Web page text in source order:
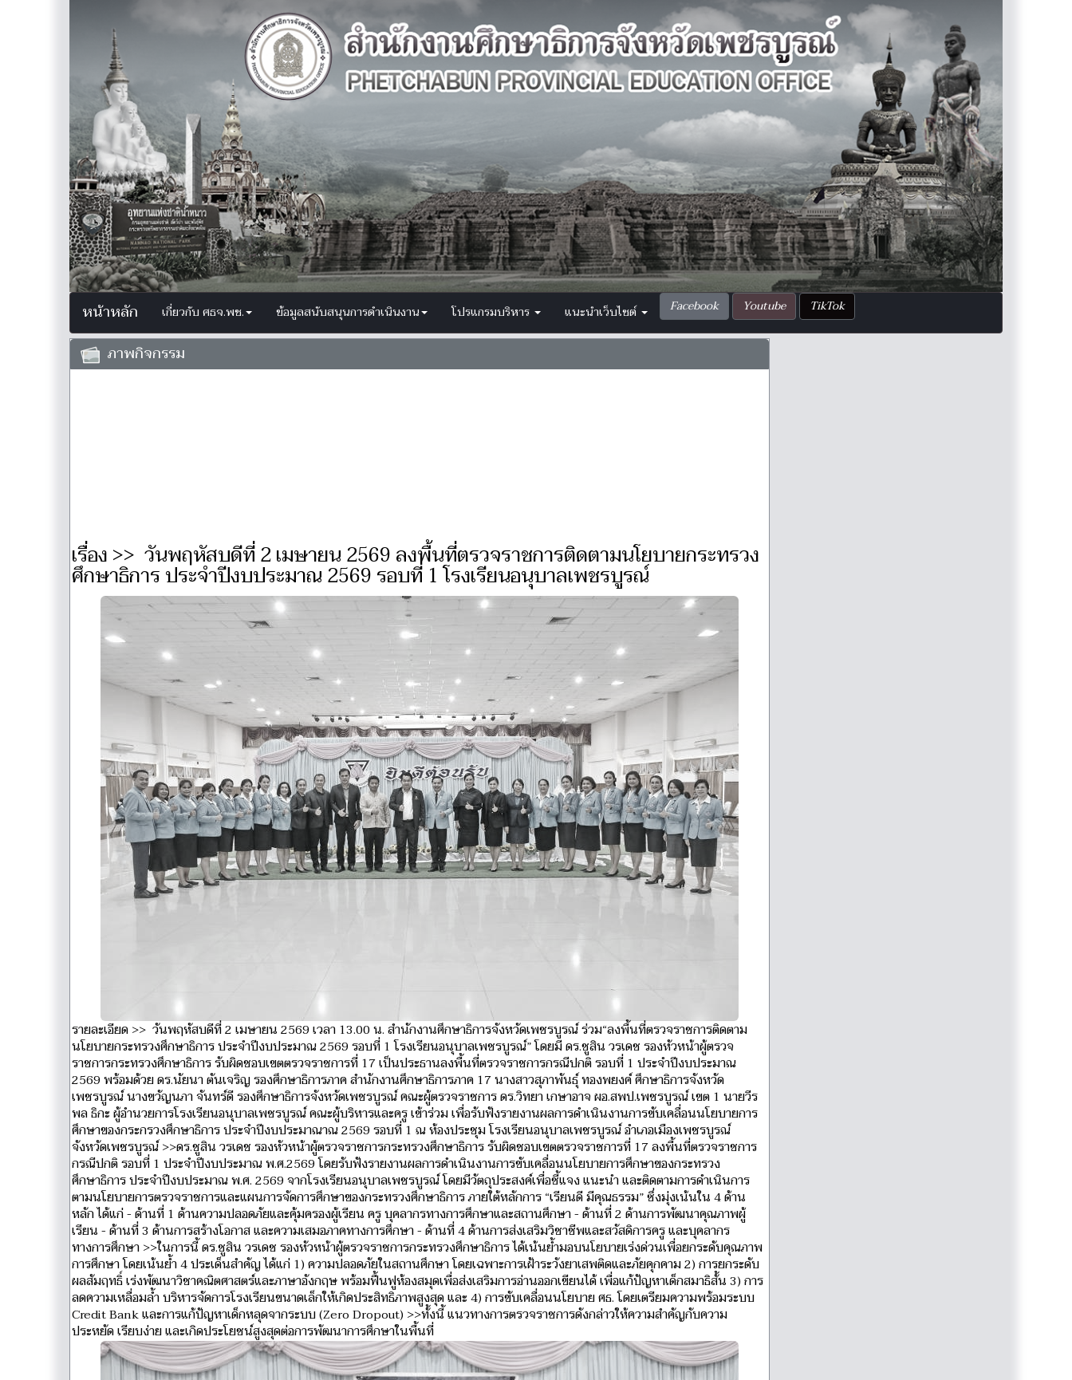
หน้าหลัก เกี่ยวกับ ศธจ.พช. ข้อมูลสนับสนุนการดำเนินงาน โปรแกรมบริหาร แนะนำเว็บไซต์ Facebook Youtube TikTok
ภาพกิจกรรม
เรื่อง >> วันพฤหัสบดีที่ 2 เมษายน 2569 ลงพื้นที่ตรวจราชการติดตามนโยบายกระทรวง
ศึกษาธิการ ประจำปีงบประมาณ 2569 รอบที่ 1 โรงเรียนอนุบาลเพชรบูรณ์
รายละเอียด >> วันพฤหัสบดีที่ 2 เมษายน 2569 เวลา 13.00 น. สำนักงานศึกษาธิการจังหวัดเพชรบูรณ์ ร่วม“ลงพื้นที่ตรวจราชการติดตาม
นโยบายกระทรวงศึกษาธิการ ประจำปีงบประมาณ 2569 รอบที่ 1 โรงเรียนอนุบาลเพชรบูรณ์” โดยมี ดร.ชูสิน วรเดช รองหัวหน้าผู้ตรวจ
ราชการกระทรวงศึกษาธิการ รับผิดชอบเขตตรวจราชการที่ 17 เป็นประธานลงพื้นที่ตรวจราชการกรณีปกติ รอบที่ 1 ประจำปีงบประมาณ
2569 พร้อมด้วย ดร.นัยนา ตันเจริญ รองศึกษาธิการภาค สำนักงานศึกษาธิการภาค 17 นางสาวสุภาพันธุ์ ทองพยงค์ ศึกษาธิการจังหวัด
เพชรบูรณ์ นางขวัญนภา จันทร์ดี รองศึกษาธิการจังหวัดเพชรบูรณ์ คณะผู้ตรวจราชการ ดร.วิทยา เกษาอาจ ผอ.สพป.เพชรบูรณ์ เขต 1 นายวีร
พล ธิกะ ผู้อำนวยการโรงเรียนอนุบาลเพชรบูรณ์ คณะผู้บริหารและครู เข้าร่วม เพื่อรับฟังรายงานผลการดำเนินงานการขับเคลื่อนนโยบายการ
ศึกษาของกระกรวงศึกษาธิการ ประจำปีงบประมาณาณ 2569 รอบที่ 1 ณ ห้องประชุม โรงเรียนอนุบาลเพชรบูรณ์ อำเภอเมืองเพชรบูรณ์
จังหวัดเพชรบูรณ์ >>ดร.ชูสิน วรเดช รองหัวหน้าผู้ตรวจราชการกระทรวงศึกษาธิการ รับผิดชอบเขตตรวจราชการที่ 17 ลงพื้นที่ตรวจราชการ
กรณีปกติ รอบที่ 1 ประจำปีงบประมาณ พ.ศ.2569 โดยรับฟังรายงานผลการดำเนินงานการขับเคลื่อนนโยบายการศึกษาของกระทรวง
ศึกษาธิการ ประจำปีงบประมาณ พ.ศ. 2569 จากโรงเรียนอนุบาลเพชรบูรณ์ โดยมีวัตถุประสงค์เพื่อชี้แจง แนะนำ และติดตามการดำเนินการ
ตามนโยบายการตรวจราชการและแผนการจัดการศึกษาของกระทรวงศึกษาธิการ ภายใต้หลักการ “เรียนดี มีคุณธรรม” ซึ่งมุ่งเน้นใน 4 ด้าน
หลัก ได้แก่ - ด้านที่ 1 ด้านความปลอดภัยและคุ้มครองผู้เรียน ครู บุคลากรทางการศึกษาและสถานศึกษา - ด้านที่ 2 ด้านการพัฒนาคุณภาพผู้
เรียน - ด้านที่ 3 ด้านการสร้างโอกาส และความเสมอภาคทางการศึกษา - ด้านที่ 4 ด้านการส่งเสริมวิชาชีพและสวัสดิการครู และบุคลากร
ทางการศึกษา >>ในการนี้ ดร.ชูสิน วรเดช รองหัวหน้าผู้ตรวจราชการกระทรวงศึกษาธิการ ได้เน้นย้ำมอบนโยบายเร่งด่วนเพื่อยกระดับคุณภาพ
การศึกษา โดยเน้นย้ำ 4 ประเด็นสำคัญ ได้แก่ 1) ความปลอดภัยในสถานศึกษา โดยเฉพาะการเฝ้าระวังยาเสพติดและภัยคุกคาม 2) การยกระดับ
ผลสัมฤทธิ์ เร่งพัฒนาวิชาคณิตศาสตร์และภาษาอังกฤษ พร้อมฟื้นฟูห้องสมุดเพื่อส่งเสริมการอ่านออกเขียนได้ เพื่อแก้ปัญหาเด็กสมาธิสั้น 3) การ
ลดความเหลื่อมล้ำ บริหารจัดการโรงเรียนขนาดเล็กให้เกิดประสิทธิภาพสูงสุด และ 4) การขับเคลื่อนนโยบาย ศธ. โดยเตรียมความพร้อมระบบ
Credit Bank และการแก้ปัญหาเด็กหลุดจากระบบ (Zero Dropout) >>ทั้งนี้ แนวทางการตรวจราชการดังกล่าวให้ความสำคัญกับความ
ประหยัด เรียบง่าย และเกิดประโยชน์สูงสุดต่อการพัฒนาการศึกษาในพื้นที่